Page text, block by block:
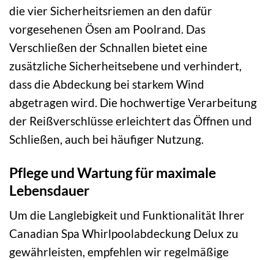
die vier Sicherheitsriemen an den dafür
vorgesehenen Ösen am Poolrand. Das
Verschließen der Schnallen bietet eine
zusätzliche Sicherheitsebene und verhindert,
dass die Abdeckung bei starkem Wind
abgetragen wird. Die hochwertige Verarbeitung
der Reißverschlüsse erleichtert das Öffnen und
Schließen, auch bei häufiger Nutzung.
Pflege und Wartung für maximale
Lebensdauer
Um die Langlebigkeit und Funktionalität Ihrer
Canadian Spa Whirlpoolabdeckung Delux zu
gewährleisten, empfehlen wir regelmäßige